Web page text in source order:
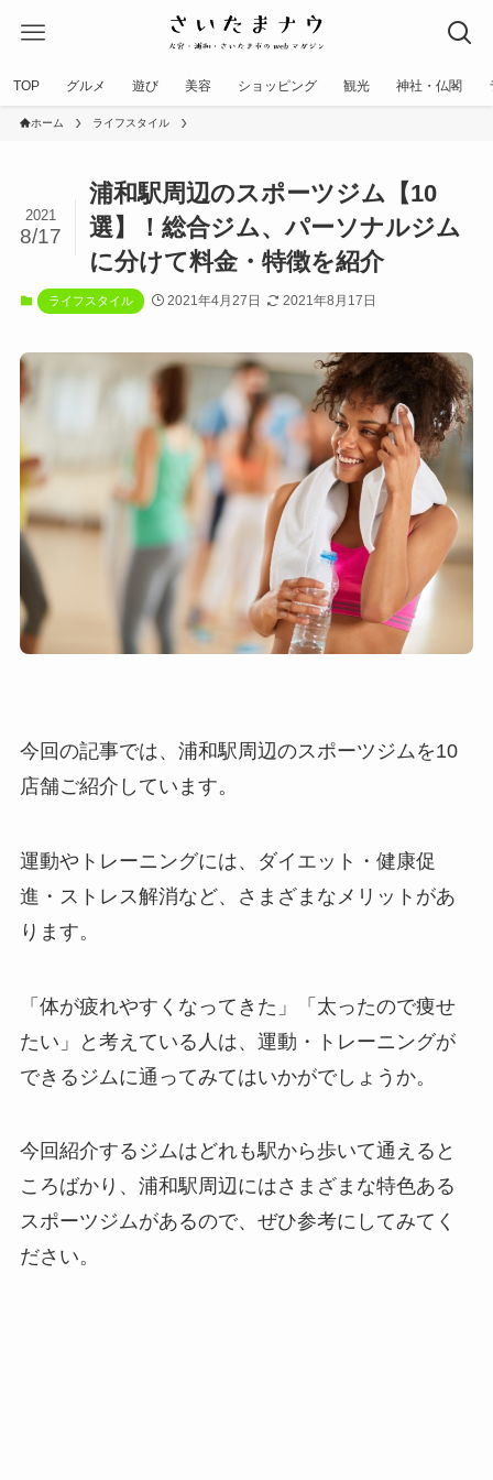
TOP グルメ 遊び 美容 ショッピング 観光 神社・仏閣
ホーム ライフスタイル
浦和駅周辺のスポーツジム【10
選】！総合ジム、パーソナルジム
に分けて料金・特徴を紹介
2021
8/17
ライフスタイル 2021年4月27日 2021年8月17日
今回の記事では、浦和駅周辺のスポーツジムを10
店舗ご紹介しています。
運動やトレーニングには、ダイエット・健康促
進・ストレス解消など、さまざまなメリットがあ
ります。
「体が疲れやすくなってきた」「太ったので痩せ
たい」と考えている人は、運動・トレーニングが
できるジムに通ってみてはいかがでしょうか。
今回紹介するジムはどれも駅から歩いて通えると
ころばかり、浦和駅周辺にはさまざまな特色ある
スポーツジムがあるので、ぜひ参考にしてみてく
ださい。